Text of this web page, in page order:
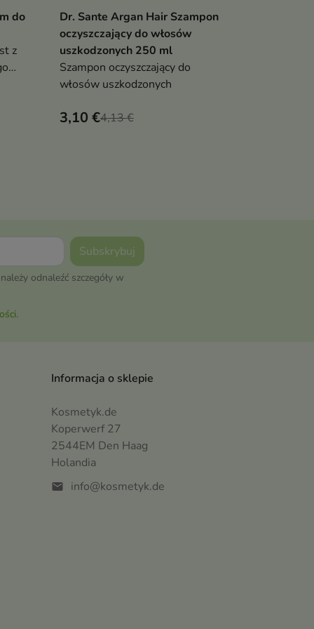
do
z
Dodaj do koszyka
Dr. Sante Argan Hair Szampon
oczyszczający do włosów
uszkodzonych 250 ml
Szampon oczyszczający do
włosów uszkodzonych
3,10 €4,13 €
odnaleźć szczegóły w
.
Informacja o sklepie
Kosmetyk.de
Koperwerf 27
2544EM Den Haag
Holandia
mail info@kosmetyk.de